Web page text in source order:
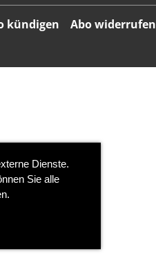
kündigen Abo widerrufen
Dienste.
Sie alle